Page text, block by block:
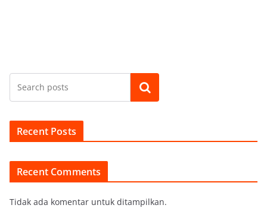
Cari
Recent Posts
Recent Comments
Tidak ada komentar untuk ditampilkan.